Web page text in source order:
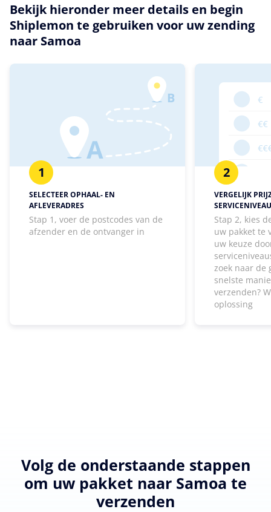
Bekijk hieronder meer details en begin
Shiplemon te gebruiken voor uw zending
naar Samoa
1
SELECTEER OPHAAL- EN
AFLEVERADRES
Stap 1, voer de postcodes van de
afzender en de ontvanger in
2
VERGELIJK
Stap 2, kies
uw pakket te
uw keuze
zoek naar de
snelste
verzenden?
oplossing
Volg de onderstaande stappen
om uw pakket naar Samoa te
verzenden